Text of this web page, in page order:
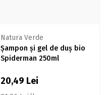
Natura Verde
Șampon și gel de duș bio
Spiderman 250ml
20,49 Lei